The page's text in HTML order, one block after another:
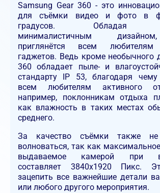
Samsung Gear 360 - это
для съёмки видео и фото в
градусов. Обладая
минималистичным
приглянётся всем любителям
гаджетов. Ведь кроме необычного
360 обладает пыле- и
стандарту IP 53, благодаря чему
всем любителям активного
например, поклонникам отдыха
как влажность в таких местах
среднего.
За качество съёмки также не
волноваться, так как
выдаваемое камерой при
составляет 3840х1920 Пикс.
зацепить все важнейшие детали
или любого другого мероприятия.